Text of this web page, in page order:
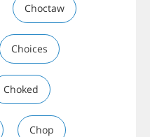
Choctaw
Choices
Choked
Chop